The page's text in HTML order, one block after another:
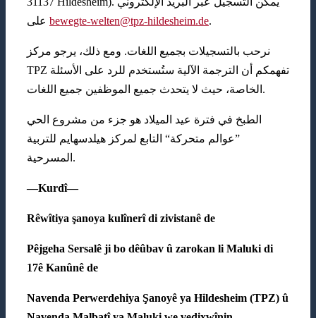
bewegte-welten@tpz-hildesheim.de.
نرحب بالتسجيلات بجميع اللغات. ومع ذلك، يرجو مركز
TPZ تفهمكم أن الترجمة الآلية ستُستخدم للرد على الأسئلة
الخاصة، حيث لا يتحدث جميع الموظفين جميع اللغات.
الطبخ في فترة عيد الميلاد هو جزء من مشروع الحي
”عوالم متحركة“ التابع لمركز هيلدسهايم للتربية
المسرحية.
—Kurdî—
Rêwîtiya şanoya kulînerî di zivistanê de
Pêjgeha Sersalê ji bo dêûbav û zarokan li Maluki di
17ê Kanûnê de
Navenda Perwerdehiya Şanoyê ya Hildesheim (TPZ) û